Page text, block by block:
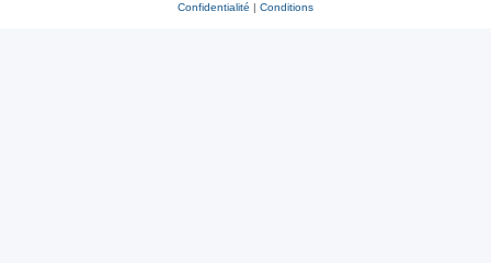
Confidentialité | Conditions